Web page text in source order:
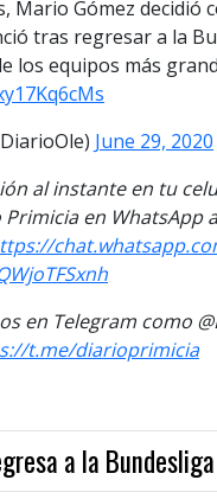
Mario Gómez decidió
tras regresar a la
los equipos más
June 29, 2020
al instante en tu
en WhatsApp
en Telegram como
t.me/diarioprimicia
a la Bundesliga